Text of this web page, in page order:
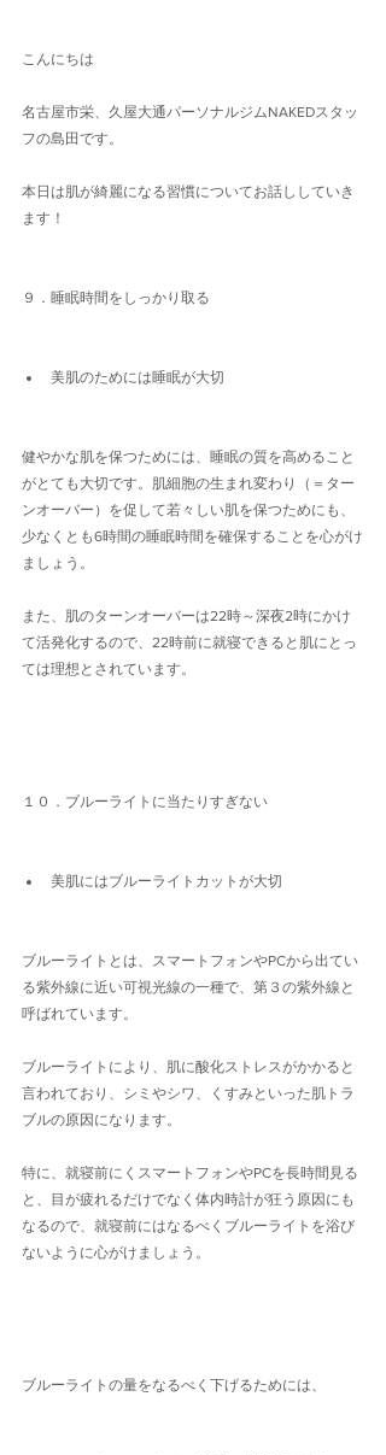
こんにちは
名古屋市栄、久屋大通パーソナルジムNAKEDスタッ
フの島田です。
本日は肌が綺麗になる習慣についてお話ししていき
ます！
９．睡眠時間をしっかり取る
美肌のためには睡眠が大切
健やかな肌を保つためには、睡眠の質を高めること
がとても大切です。肌細胞の生まれ変わり（＝ター
ンオーバー）を促して若々しい肌を保つためにも、
少なくとも6時間の睡眠時間を確保することを心がけ
ましょう。
また、肌のターンオーバーは22時～深夜2時にかけ
て活発化するので、22時前に就寝できると肌にとっ
ては理想とされています。
１０．ブルーライトに当たりすぎない
美肌にはブルーライトカットが大切
ブルーライトとは、スマートフォンやPCから出てい
る紫外線に近い可視光線の一種で、第３の紫外線と
呼ばれています。
ブルーライトにより、肌に酸化ストレスがかかると
言われており、シミやシワ、くすみといった肌トラ
ブルの原因になります。
特に、就寝前にくスマートフォンやPCを長時間見る
と、目が疲れるだけでなく体内時計が狂う原因にも
なるので、就寝前にはなるべくブルーライトを浴び
ないように心がけましょう。
ブルーライトの量をなるべく下げるためには、